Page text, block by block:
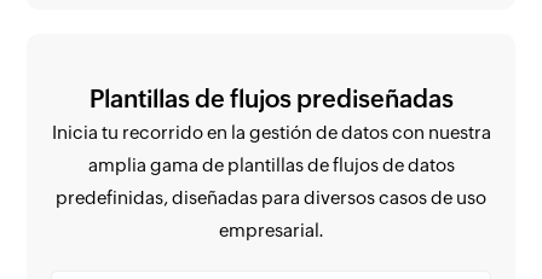
Plantillas de flujos prediseñadas
Inicia tu recorrido en la gestión de datos con nuestra
amplia gama de plantillas de flujos de datos
predefinidas, diseñadas para diversos casos de uso
empresarial.